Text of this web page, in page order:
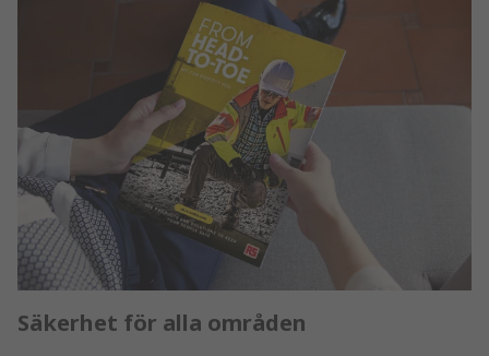
Säkerhet för alla områden